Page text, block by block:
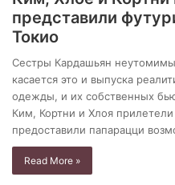
представили
Токио
Сестры Кардашьян
касается это и выпуска
одежды, и их собственных
Ким, Кортни и Хлоя
предоставили папарацци
Read More »